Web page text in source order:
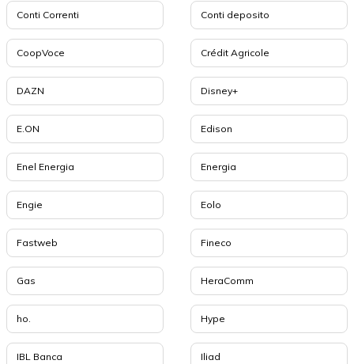
Conti Correnti Conti deposito
CoopVoce Crédit Agricole
DAZN Disney+
E.ON Edison
Enel Energia Energia
Engie Eolo
Fastweb Fineco
Gas HeraComm
ho. Hype
IBL Banca Iliad